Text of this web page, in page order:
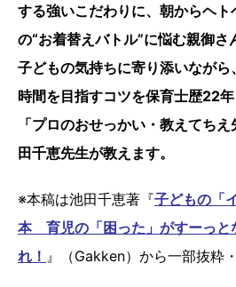
する強いこだわりに、朝からヘ
の“お着替えバトル”に悩む親御さ
子どもの気持ちに寄り添いながら
時間を目指すコツを保育士歴22
「プロのおせっかい・教えてち
田千恵先生が教えます。
※本稿は池田千恵著『子どもの「
本 育児の「困った」がすーっと
れ！ 』（Gakken）から一部抜粋